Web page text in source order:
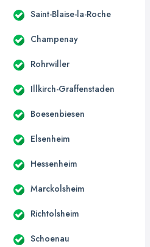
Saint-Blaise-la-Roche
Champenay
Rohrwiller
Illkirch-Graffenstaden
Boesenbiesen
Elsenheim
Hessenheim
Marckolsheim
Richtolsheim
Schoenau